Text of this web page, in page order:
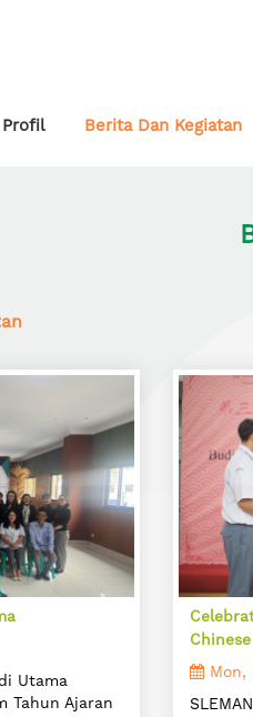
Profil Berita Dan Kegiatan
Utama
Tahun Ajaran
Mon,